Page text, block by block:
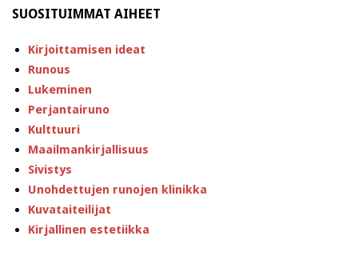
SUOSITUIMMAT AIHEET
Kirjoittamisen ideat
Runous
Lukeminen
Perjantairuno
Kulttuuri
Maailmankirjallisuus
Sivistys
Unohdettujen runojen klinikka
Kuvataiteilijat
Kirjallinen estetiikka